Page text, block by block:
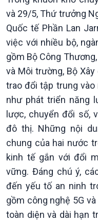
Chính trị
Tin Chính trị
Chính phủ với người dân
Quốc hội với cử tri
Xây dựng đảng
Đảng trong cuộc sống
Nhận diện sự thật
Pháp luật và đời sống
và 29/5, Thứ trưởng
Quốc tế Phần Lan
việc với nhiều bộ,
gồm Bộ Công
và Môi trường, Bộ
trao đổi tập trung
như phát triển năng
lược, chuyển đổi số,
đô thị. Những nội
chung của hai nước
kinh tế gắn với đổi
vững. Đáng chú ý,
đến yếu tố an ninh
gồm công nghệ 5G
toàn diện và dài hạn